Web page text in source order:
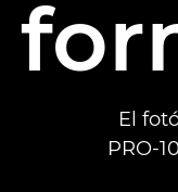
El
PRO-